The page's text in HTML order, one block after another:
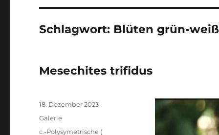
Schlagwort: Blüten grün-weiß
Mesechites trifidus
Veröffentlicht
am
18. Dezember 2023
Format
Galerie
Kategorien
c.-Polysymetrische (